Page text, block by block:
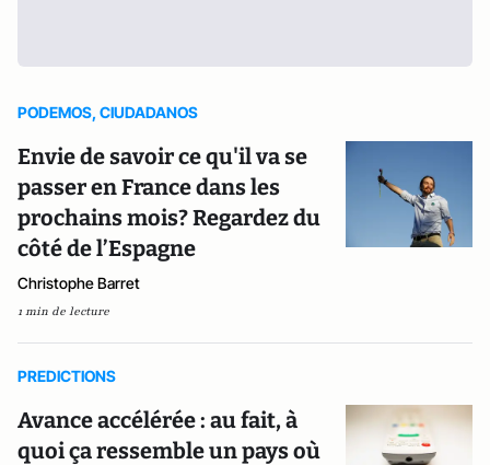
PODEMOS, CIUDADANOS
Envie de savoir ce qu'il va se
passer en France dans les
prochains mois? Regardez du
côté de l’Espagne
Christophe Barret
1 min de lecture
PREDICTIONS
Avance accélérée : au fait, à
quoi ça ressemble un pays où